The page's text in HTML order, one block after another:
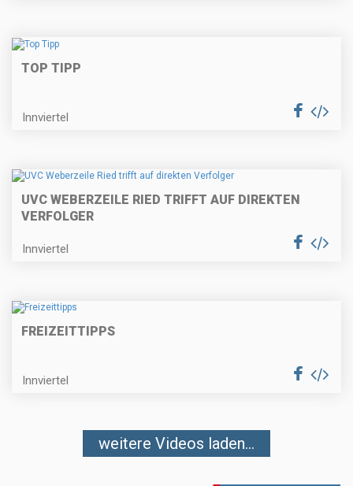
TOP TIPP
Innviertel
UVC WEBERZEILE RIED TRIFFT AUF DIREKTEN
VERFOLGER
Innviertel
FREIZEITTIPPS
Innviertel
weitere Videos laden...